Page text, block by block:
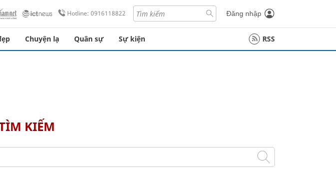
Hotline: 0916118822 Đăng nhập
Chuyện lạ Quân sự Sự kiện RSS
KIẾM